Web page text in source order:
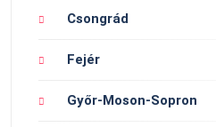
Csongrád
Fejér
Győr-Moson-Sopron